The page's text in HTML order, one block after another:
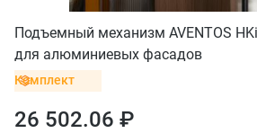
Подъемный механизм AVENTOS
для алюминиевых фасадов
Комплект
26 502.06 ₽